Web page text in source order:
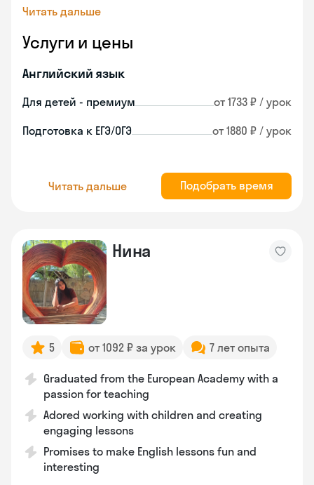
Читать дальше
Услуги и цены
Английский язык
Для детей - премиум от 1733 ₽ / урок
Подготовка к ЕГЭ/ОГЭ от 1880 ₽ / урок
Читать дальше Подобрать время
Нина
5 от 1092 ₽ за урок 7 лет опыта
Graduated from the European Academy with a
passion for teaching
Adored working with children and creating
engaging lessons
Promises to make English lessons fun and
interesting